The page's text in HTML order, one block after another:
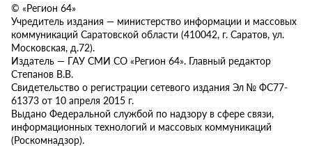
© «Регион 64»
Учредитель издания — министерство информации и массовых
коммуникаций Саратовской области (410042, г. Саратов, ул.
Московская, д.72).
Издатель — ГАУ СМИ СО «Регион 64». Главный редактор
Степанов В.В.
Свидетельство о регистрации сетевого издания Эл № ФС77-
61373 от 10 апреля 2015 г.
Выдано Федеральной службой по надзору в сфере связи,
информационных технологий и массовых коммуникаций
(Роскомнадзор).